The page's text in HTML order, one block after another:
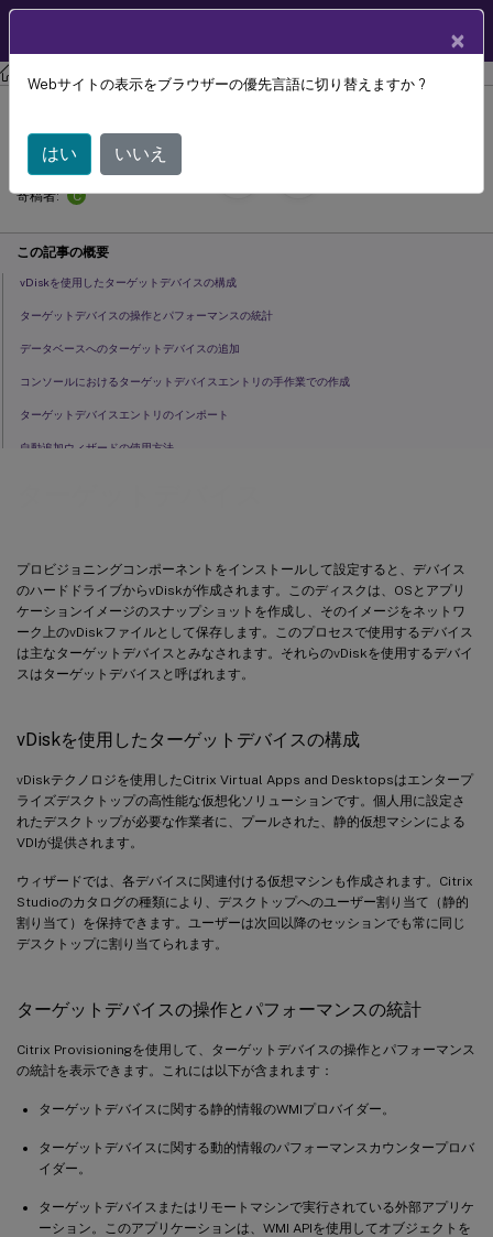
Citrix Provisioning Citrix Provisioning 2311
プロビジョニングコンポーネントをインストールして設定すると、デバイス
のハードドライブからvDiskが作成されます。このディスクは、OSとアプリ
ケーションイメージのスナップショットを作成し、そのイメージをネットワ
ーク上のvDiskファイルとして保存します。このプロセスで使用するデバイス
は主なターゲットデバイスとみなされます。それらのvDiskを使用するデバイ
スはターゲットデバイスと呼ばれます。
vDiskを使用したターゲットデバイスの構成
vDiskテクノロジを使用したCitrix Virtual Apps and Desktopsはエンタープ
ライズデスクトップの高性能な仮想化ソリューションです。個人用に設定さ
れたデスクトップが必要な作業者に、プールされた、静的仮想マシンによる
VDIが提供されます。
ウィザードでは、各デバイスに関連付ける仮想マシンも作成されます。Citrix
Studioのカタログの種類により、デスクトップへのユーザー割り当て（静的
割り当て）を保持できます。ユーザーは次回以降のセッションでも常に同じ
デスクトップに割り当てられます。
ターゲットデバイスの操作とパフォーマンスの統計
Citrix Provisioningを使用して、ターゲットデバイスの操作とパフォーマンス
の統計を表示できます。これには以下が含まれます：
ターゲットデバイスに関する静的情報のWMIプロバイダー。
ターゲットデバイスに関する動的情報のパフォーマンスカウンタープロバ
イダー。
ターゲットデバイスまたはリモートマシンで実行されている外部アプリケ
ーション。このアプリケーションは、WMI APIを使用してオブジェクトを
ターゲットデバイス
September 13,
2024
寄稿者:
C
この記事の概要
vDiskを使用したターゲットデバイスの構成
ターゲットデバイスの操作とパフォーマンスの統計
データベースへのターゲットデバイスの追加
コンソールにおけるターゲットデバイスエントリの手作業での作成
ターゲットデバイスエントリのインポート
自動追加ウィザードの使用方法
×
Webサイトの表示をブラウザーの優先言語に切り替えますか ?
はい いいえ